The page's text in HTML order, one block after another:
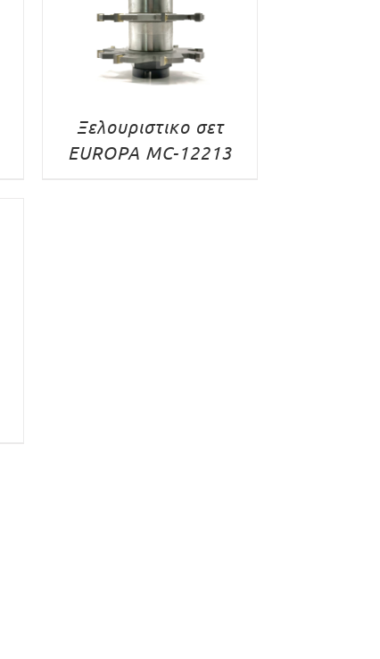
Ξελουριστικο σετ
EUROPA MC-12213